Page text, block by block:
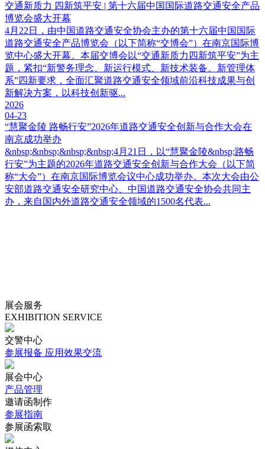
交通新质力 四新筑平安 | 第十六届中国国际道路交通安全产品
博览会盛大开幕
4月22日，由中国道路交通安全协会主办的第十六届中国国际
道路交通安全产品博览会（以下简称“交博会”）在南京国际博
览中心盛大开幕。本届交博会以“交通新质力四新筑平安”为主
题，紧扣“新警务理念、新运行模式、新技术装备、新管理体
系”四新要求，全面汇聚道路交通安全领域前沿科技成果与创
新解决方案，以科技创新驱...
2026
04-23
“慧聚金陵 路畅行安”2026年道路交通安全创新与合作大会在
南京成功举办
&nbsp;&nbsp;&nbsp;&nbsp;4月21日，以“慧聚金陵&nbsp;路畅
行安”为主题的2026年道路交通安全创新与合作大会（以下简
称“大会”）在南京国际博览会议中心成功举办。本次大会由公
安部道路交通安全研究中心、中国道路交通安全协会共同主
办，来自国内外道路交通安全领域的1500名代表...
展会服务
EXHIBITION SERVICE
交警中心
参展报备 应用效果交流
展会中心
产品管理
邀请函制作
参展指南
参展函索取